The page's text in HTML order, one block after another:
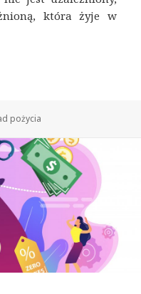
która żyje w
pożycia